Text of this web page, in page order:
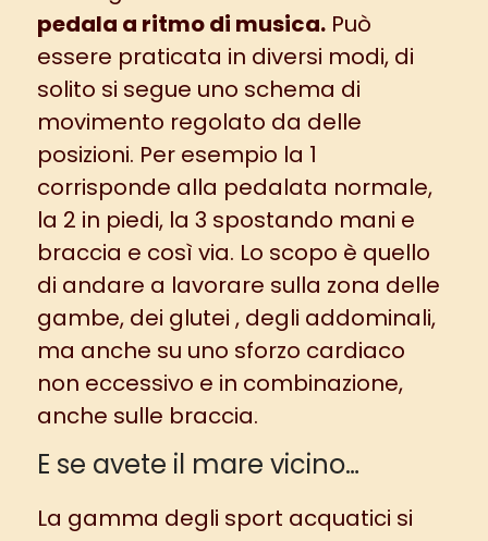
pedala a ritmo di musica.Può
essere praticata in diversi modi, di
solito si segue uno schema di
movimento regolato da delle
posizioni. Per esempio la 1
corrisponde alla pedalata normale,
la 2 in piedi, la 3 spostando mani e
braccia e così via. Lo scopo è quello
di andare a lavorare sulla zona delle
gambe, dei glutei , degli addominali,
ma anche su uno sforzo cardiaco
non eccessivo e in combinazione,
anche sulle braccia.
E se avete il mare vicino…
La gamma degli sport acquatici si